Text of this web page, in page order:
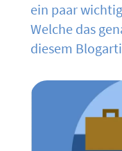
ein paar
Welche das
diesem